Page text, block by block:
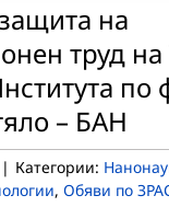
на
труд
по
– БАН
| Категории:
, Обяви по